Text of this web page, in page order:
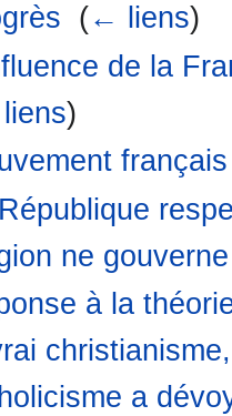
(← liens)
de la
)
ne
à la
a